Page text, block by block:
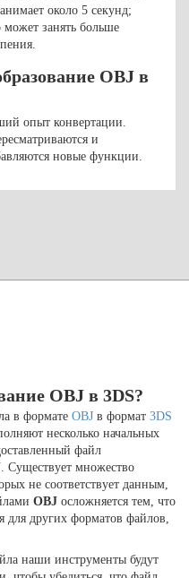
около 5 секунд;
может занять больше
OBJ в
опыт конвертации.
и
новые функции.
OBJ в 3DS?
в формате OBJ в формат 3DS
несколько начальных
файл
. Существует множество
не соответствует данным,
OBJ осложняется тем, что
для других форматов файлов,
наши инструменты будут